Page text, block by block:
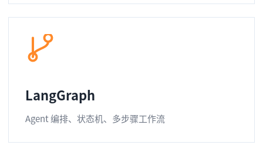
LangGraph
Agent 编排、状态机、多步骤工作流